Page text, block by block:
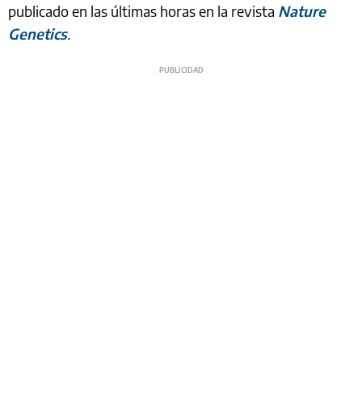
publicado en las últimas horas en la revista Nature
Genetics.